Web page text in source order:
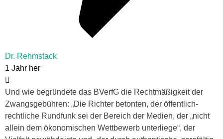
Dr. Rehmstack
1 Jahr her
Und wie begründete das BVerfG die Rechtmäßigkeit der
Zwangsgebühren: „Die Richter betonten, der öffentlich-
rechtliche Rundfunk sei der Bereich der Medien, der „nicht
allein dem ökonomischen Wettbewerb unterliege“, der